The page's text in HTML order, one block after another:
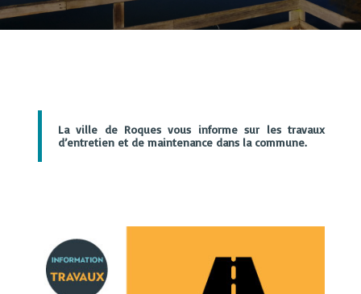
La ville de Roques vous informe sur les travaux
d’entretien et de maintenance dans la commune.